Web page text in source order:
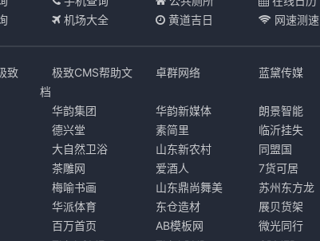
机场大全 黄道吉日 网速测速
致
极致CMS帮助文
档
卓群网络 蓝黛传媒
华韵集团 华韵新媒体 朗景智能
德兴堂 素简里 临沂挂失
大自然卫浴 山东新农村 同盟国
茶雕网 爱酒人 7货可居
梅喻书画 山东鼎尚舞美 苏州东方龙
华派体育 东仓造材 展贝货架
百万首页 AB模板网 微光同行